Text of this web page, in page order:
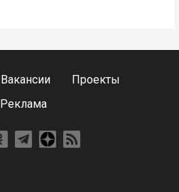
Вакансии
Проекты
Реклама